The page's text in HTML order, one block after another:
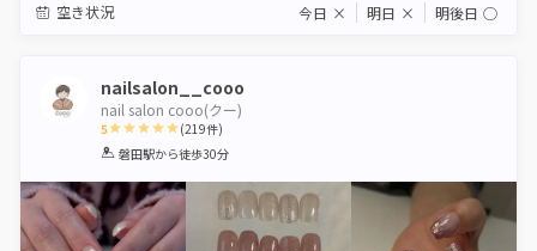
空き状況 今日 × 明日 × 明後日 ◯
nailsalon__cooo
nail salon cooo(クー)
5
1 2 3 4 5
(219件)
磐田駅から徒歩30分